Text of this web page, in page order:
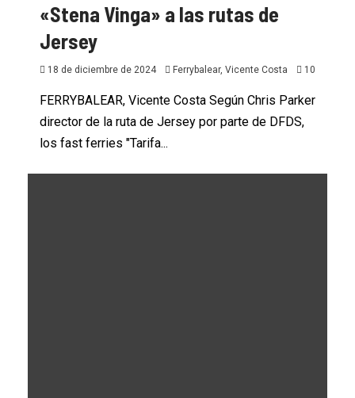
«Stena Vinga» a las rutas de
Jersey
18 de diciembre de 2024 Ferrybalear, Vicente Costa 10
FERRYBALEAR, Vicente Costa Según Chris Parker
director de la ruta de Jersey por parte de DFDS,
los fast ferries "Tarifa...